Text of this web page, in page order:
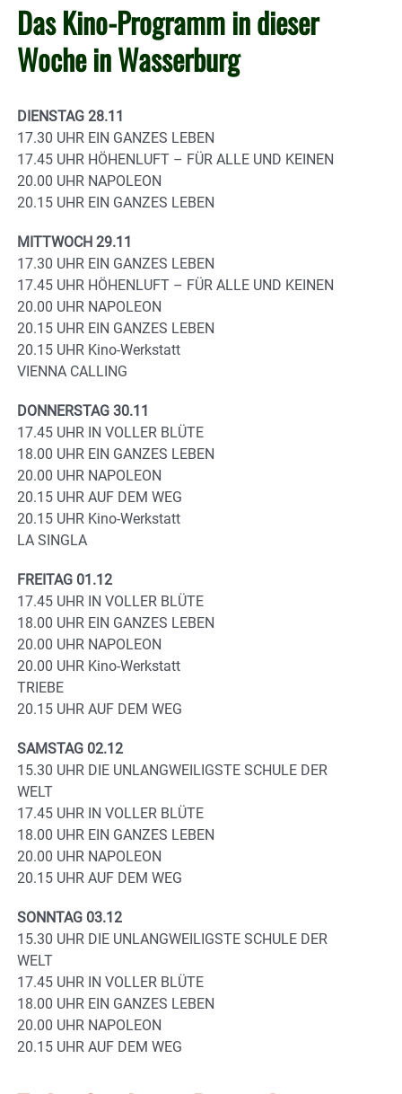
Das Kino-Programm in dieser
Woche in Wasserburg
DIENSTAG 28.11
17.30 UHR EIN GANZES LEBEN
17.45 UHR HÖHENLUFT – FÜR ALLE UND KEINEN
20.00 UHR NAPOLEON
20.15 UHR EIN GANZES LEBEN
MITTWOCH 29.11
17.30 UHR EIN GANZES LEBEN
17.45 UHR HÖHENLUFT – FÜR ALLE UND KEINEN
20.00 UHR NAPOLEON
20.15 UHR EIN GANZES LEBEN
20.15 UHR Kino-Werkstatt
VIENNA CALLING
DONNERSTAG 30.11
17.45 UHR IN VOLLER BLÜTE
18.00 UHR EIN GANZES LEBEN
20.00 UHR NAPOLEON
20.15 UHR AUF DEM WEG
20.15 UHR Kino-Werkstatt
LA SINGLA
FREITAG 01.12
17.45 UHR IN VOLLER BLÜTE
18.00 UHR EIN GANZES LEBEN
20.00 UHR NAPOLEON
20.00 UHR Kino-Werkstatt
TRIEBE
20.15 UHR AUF DEM WEG
SAMSTAG 02.12
15.30 UHR DIE UNLANGWEILIGSTE SCHULE DER
WELT
17.45 UHR IN VOLLER BLÜTE
18.00 UHR EIN GANZES LEBEN
20.00 UHR NAPOLEON
20.15 UHR AUF DEM WEG
SONNTAG 03.12
15.30 UHR DIE UNLANGWEILIGSTE SCHULE DER
WELT
17.45 UHR IN VOLLER BLÜTE
18.00 UHR EIN GANZES LEBEN
20.00 UHR NAPOLEON
20.15 UHR AUF DEM WEG